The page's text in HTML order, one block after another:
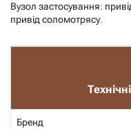
Вузол застосування:
привід соломотрясу.
Бренд